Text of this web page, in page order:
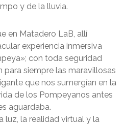
y de la lluvia.
en Matadero LaB, allí
experiencia inmersiva
con toda seguridad
para siempre las maravillosas
que nos sumergían en la
de los Pompeyanos antes
aguardaba.
luz, la realidad virtual y la